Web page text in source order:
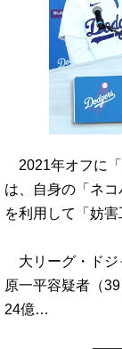
2021年オフに
は、自身の「ネ
を利用して「妨害
大リーグ・ドジ
原一平容疑者（
24億…